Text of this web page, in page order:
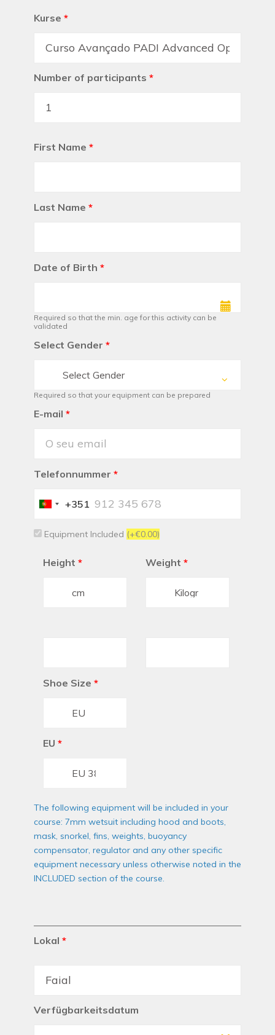
Kurse *
Number of participants *
First Name *
Last Name *
Date of Birth *
Required so that the min. age for this activity can be
validated
Select Gender *
Select Gender
Required so that your equipment can be prepared
E-mail *
Telefonnummer *
Portugal
+351
Equipment Included (+€0.00)
Height * Weight *
Shoe Size *
EU *
The following equipment will be included in your
course: 7mm wetsuit including hood and boots,
mask, snorkel, fins, weights, buoyancy
compensator, regulator and any other specific
equipment necessary unless otherwise noted in the
INCLUDED section of the course.
Lokal *
Verfügbarkeitsdatum